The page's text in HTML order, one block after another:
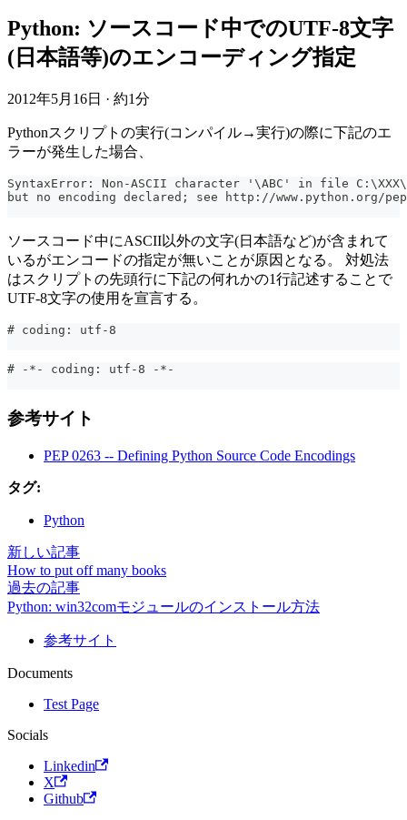
Python: ソースコード中でのUTF-8文字
(日本語等)のエンコーディング指定
2012年5月16日 · 約1分
Pythonスクリプトの実行(コンパイル→実行)の際に下記のエ
ラーが発生した場合、
SyntaxError: Non-ASCII character '\ABC' in file
but no encoding declared; see http://www.python.org/
ソースコード中にASCII以外の文字(日本語など)が含まれて
いるがエンコードの指定が無いことが原因となる。 対処法
はスクリプトの先頭行に下記の何れかの1行記述することで
UTF-8文字の使用を宣言する。
# coding: utf-8
# -*- coding: utf-8 -*-
参考サイト
PEP 0263 -- Defining Python Source Code Encodings
タグ:
Python
新しい記事
How to put off many books
過去の記事
Python: win32comモジュールのインストール方法
参考サイト
Documents
Test Page
Socials
Linkedin
X
Github